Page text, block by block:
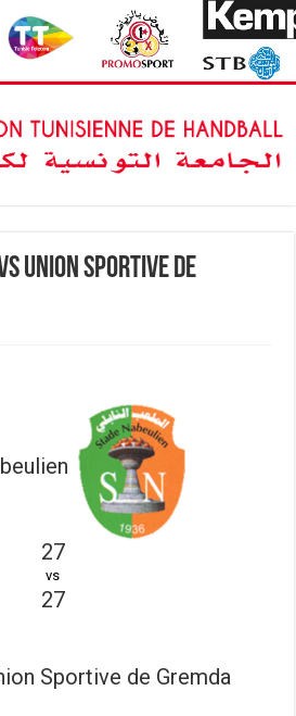
Union Sportive de
27
vs
27
Sportive de Gremda